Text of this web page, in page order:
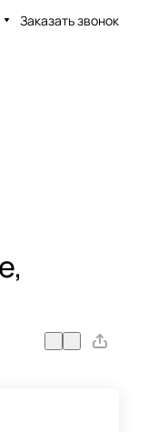
Заказать звонок